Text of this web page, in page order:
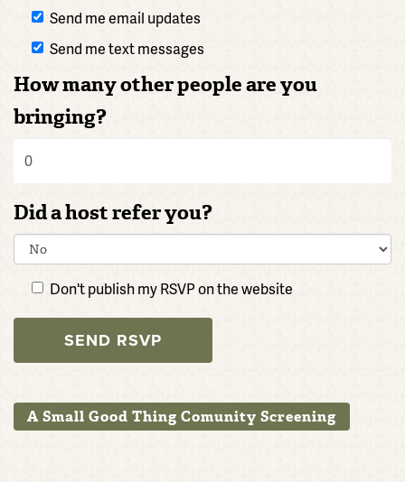
Send me email updates
Send me text messages
How many other people are you
bringing?
Did a host refer you?
Don't publish my RSVP on the website
A Small Good Thing Comunity Screening